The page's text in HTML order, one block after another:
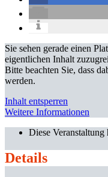
Sie sehen gerade einen
eigentlichen Inhalt
Bitte beachten Sie, dass
werden.
Inhalt entsperren
Weitere Informationen
Diese Veranstaltung
Details